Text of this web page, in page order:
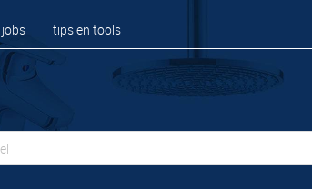
jobs tips en tools